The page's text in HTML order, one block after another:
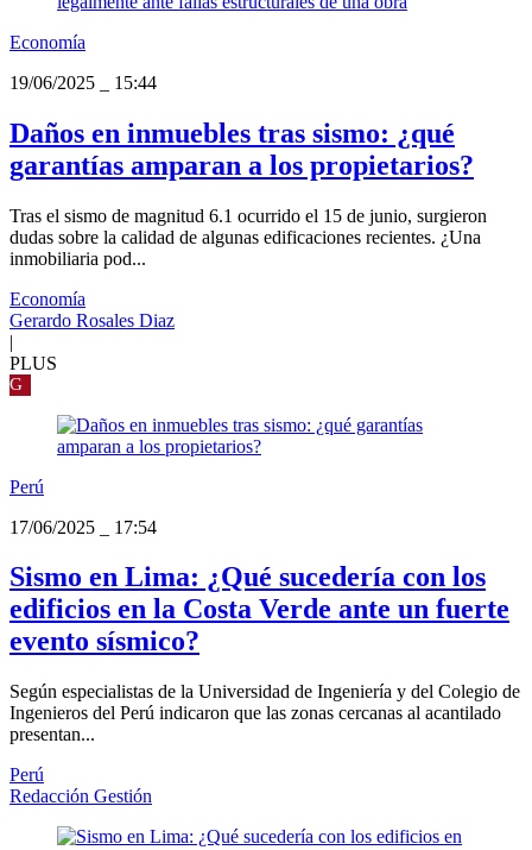
Economía
19/06/2025
15:44
Daños en inmuebles tras sismo: ¿qué
garantías amparan a los propietarios?
Tras el sismo de magnitud 6.1 ocurrido el 15 de junio, surgieron
dudas sobre la calidad de algunas edificaciones recientes. ¿Una
inmobiliaria pod...
Economía
Gerardo Rosales Diaz
|
PLUS
G
Perú
17/06/2025
17:54
Sismo en Lima: ¿Qué sucedería con los
edificios en la Costa Verde ante un fuerte
evento sísmico?
Según especialistas de la Universidad de Ingeniería y del Colegio de
Ingenieros del Perú indicaron que las zonas cercanas al acantilado
presentan...
Perú
Redacción Gestión